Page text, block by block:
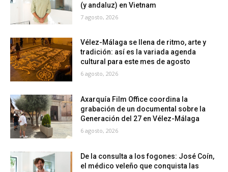
(y andaluz) en Vietnam
7 agosto, 2026
Vélez-Málaga se llena de ritmo, arte y
tradición: así es la variada agenda
cultural para este mes de agosto
6 agosto, 2026
Axarquía Film Office coordina la
grabación de un documental sobre la
Generación del 27 en Vélez-Málaga
6 agosto, 2026
De la consulta a los fogones: José Coín,
el médico veleño que conquista las